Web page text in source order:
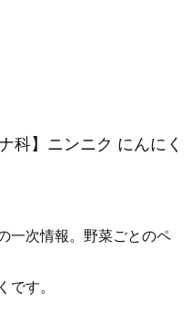
科】ニンニク にんにく
一次情報。野菜ごとのペ
す。